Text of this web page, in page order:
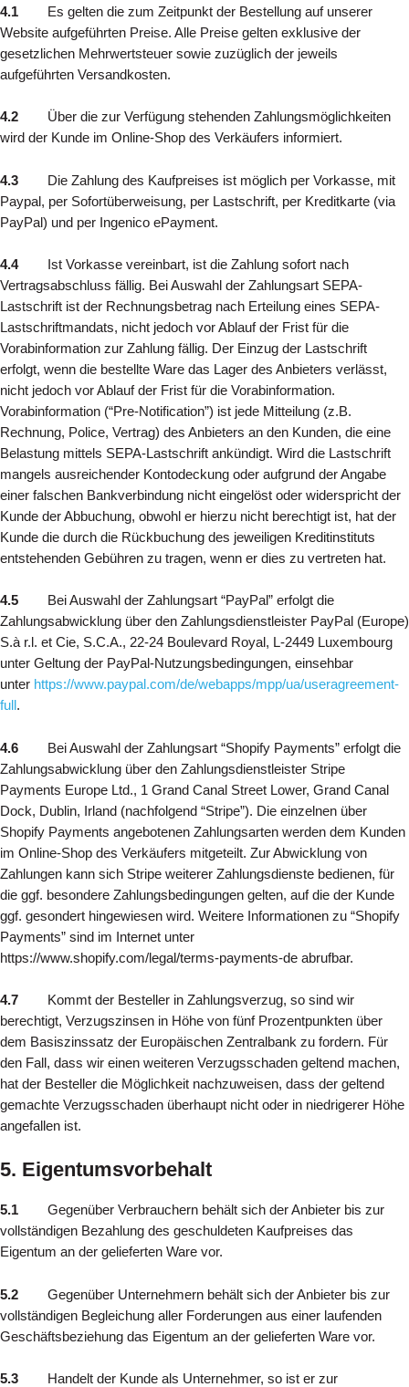
4.1 Es gelten die zum Zeitpunkt der Bestellung auf unserer
Website aufgeführten Preise. Alle Preise gelten exklusive der
gesetzlichen Mehrwertsteuer sowie zuzüglich der jeweils
aufgeführten Versandkosten.
4.2 Über die zur Verfügung stehenden Zahlungsmöglichkeiten
wird der Kunde im Online-Shop des Verkäufers informiert.
4.3 Die Zahlung des Kaufpreises ist möglich per Vorkasse, mit
Paypal, per Sofortüberweisung, per Lastschrift, per Kreditkarte (via
PayPal) und per Ingenico ePayment.
4.4
Ist Vorkasse vereinbart, ist die Zahlung sofort nach
Vertragsabschluss fällig. Bei Auswahl der Zahlungsart SEPA-
Lastschrift ist der Rechnungsbetrag nach Erteilung eines SEPA-
Lastschriftmandats, nicht jedoch vor Ablauf der Frist für die
Vorabinformation zur Zahlung fällig. Der Einzug der Lastschrift
erfolgt, wenn die bestellte Ware das Lager des Anbieters verlässt,
nicht jedoch vor Ablauf der Frist für die Vorabinformation.
Vorabinformation (“Pre-Notification”) ist jede Mitteilung (z.B.
Rechnung, Police, Vertrag) des Anbieters an den Kunden, die eine
Belastung mittels SEPA-Lastschrift ankündigt. Wird die Lastschrift
mangels ausreichender Kontodeckung oder aufgrund der Angabe
einer falschen Bankverbindung nicht eingelöst oder widerspricht der
Kunde der Abbuchung, obwohl er hierzu nicht berechtigt ist, hat der
Kunde die durch die Rückbuchung des jeweiligen Kreditinstituts
entstehenden Gebühren zu tragen, wenn er dies zu vertreten hat.
4.5
Bei Auswahl der Zahlungsart “PayPal” erfolgt die
Zahlungsabwicklung über den Zahlungsdienstleister PayPal (Europe)
S.à r.l. et Cie, S.C.A., 22-24 Boulevard Royal, L-2449 Luxembourg
unter Geltung der PayPal-Nutzungsbedingungen, einsehbar
unter https://www.paypal.com/de/webapps/mpp/ua/useragreement-
full .
4.6
Bei Auswahl der Zahlungsart “Shopify Payments” erfolgt die
Zahlungsabwicklung über den Zahlungsdienstleister Stripe
Payments Europe Ltd., 1 Grand Canal Street Lower, Grand Canal
Dock, Dublin, Irland (nachfolgend “Stripe”). Die einzelnen über
Shopify Payments angebotenen Zahlungsarten werden dem Kunden
im Online-Shop des Verkäufers mitgeteilt. Zur Abwicklung von
Zahlungen kann sich Stripe weiterer Zahlungsdienste bedienen, für
die ggf. besondere Zahlungsbedingungen gelten, auf die der Kunde
ggf. gesondert hingewiesen wird. Weitere Informationen zu “Shopify
Payments” sind im Internet unter
https://www.shopify.com/legal/terms-payments-de abrufbar.
4.7
Kommt der Besteller in Zahlungsverzug, so sind wir
berechtigt, Verzugszinsen in Höhe von fünf Prozentpunkten über
dem Basiszinssatz der Europäischen Zentralbank zu fordern. Für
den Fall, dass wir einen weiteren Verzugsschaden geltend machen,
hat der Besteller die Möglichkeit nachzuweisen, dass der geltend
gemachte Verzugsschaden überhaupt nicht oder in niedrigerer Höhe
angefallen ist.
5. Eigentumsvorbehalt
5.1
Gegenüber Verbrauchern behält sich der Anbieter bis zur
vollständigen Bezahlung des geschuldeten Kaufpreises das
Eigentum an der gelieferten Ware vor.
5.2 Gegenüber Unternehmern behält sich der Anbieter bis zur
vollständigen Begleichung aller Forderungen aus einer laufenden
Geschäftsbeziehung das Eigentum an der gelieferten Ware vor.
5.3
Handelt der Kunde als Unternehmer, so ist er zur